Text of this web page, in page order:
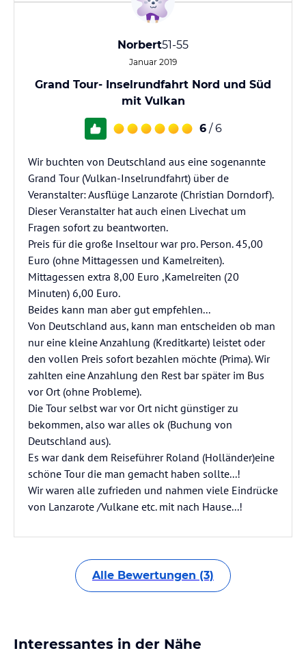
Norbert51-55
Januar 2019
Grand Tour- Inselrundfahrt Nord und Süd
mit Vulkan
6 / 6
Wir buchten von Deutschland aus eine sogenannte
Grand Tour (Vulkan-Inselrundfahrt) über de
Veranstalter: Ausflüge Lanzarote (Christian Dorndorf).
Dieser Veranstalter hat auch einen Livechat um
Fragen sofort zu beantworten.
Preis für die große Inseltour war pro. Person. 45,00
Euro (ohne Mittagessen und Kamelreiten).
Mittagessen extra 8,00 Euro ,Kamelreiten (20
Minuten) 6,00 Euro.
Beides kann man aber gut empfehlen...
Von Deutschland aus, kann man entscheiden ob man
nur eine kleine Anzahlung (Kreditkarte) leistet oder
den vollen Preis sofort bezahlen möchte (Prima). Wir
zahlten eine Anzahlung den Rest bar später im Bus
vor Ort (ohne Probleme).
Die Tour selbst war vor Ort nicht günstiger zu
bekommen, also war alles ok (Buchung von
Deutschland aus).
Es war dank dem Reiseführer Roland (Holländer)eine
schöne Tour die man gemacht haben sollte...!
Wir waren alle zufrieden und nahmen viele Eindrücke
von Lanzarote /Vulkane etc. mit nach Hause...!
Alle Bewertungen (3)
Interessantes in der Nähe